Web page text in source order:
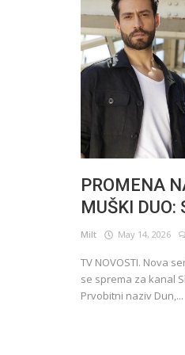
PROMENA
MUŠKI
Milt May 14, 2026
TV NOVOSTI. Nova
se sprema za kanal
Prvobitni naziv Dun,...
Novosti